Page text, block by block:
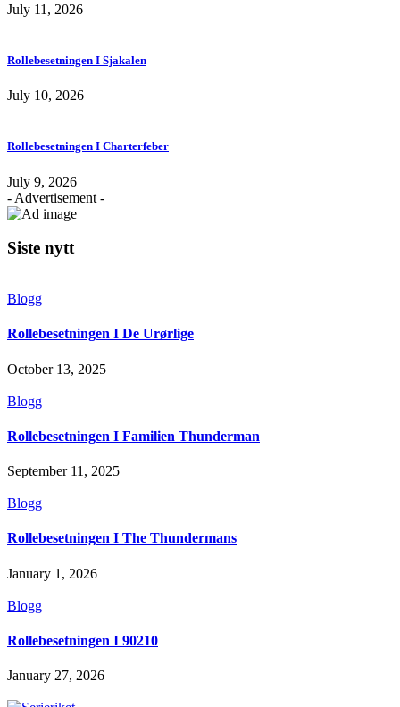
July 11, 2026
Rollebesetningen I Sjakalen
July 10, 2026
Rollebesetningen I Charterfeber
July 9, 2026
- Advertisement -
Siste nytt
Blogg
Rollebesetningen I De Urørlige
October 13, 2025
Blogg
Rollebesetningen I Familien Thunderman
September 11, 2025
Blogg
Rollebesetningen I The Thundermans
January 1, 2026
Blogg
Rollebesetningen I 90210
January 27, 2026